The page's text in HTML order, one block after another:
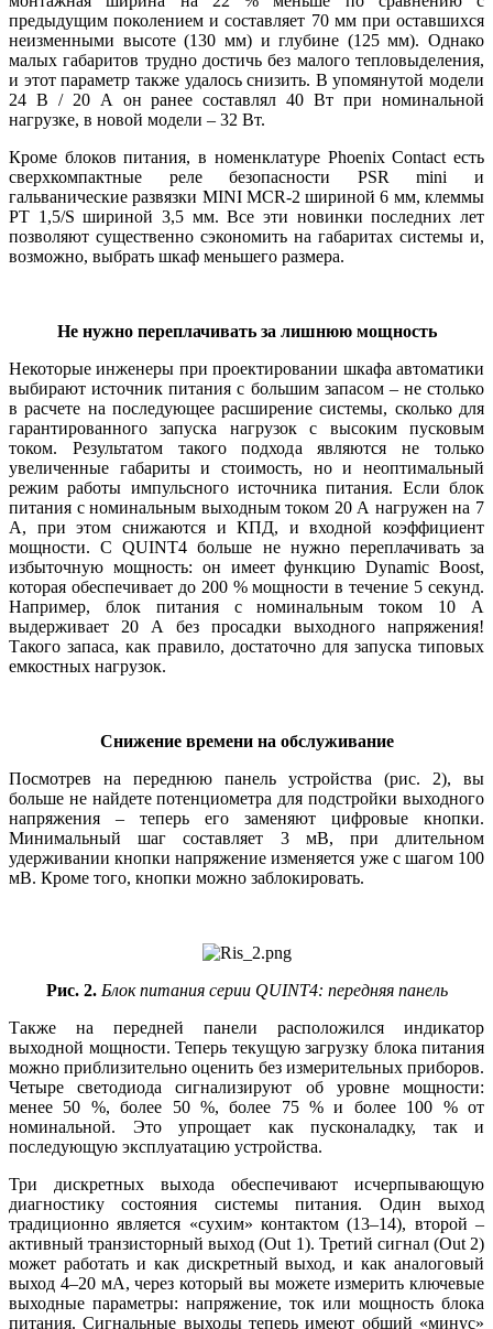
предыдущим поколением и составляет 70 мм при оставшихся
неизменными высоте (130 мм) и глубине (125 мм). Однако
малых габаритов трудно достичь без малого тепловыделения,
и этот параметр также удалось снизить. В упомянутой модели
24 В / 20 А он ранее составлял 40 Вт при номинальной
нагрузке, в новой модели – 32 Вт.
Кроме блоков питания, в номенклатуре Phoenix Contact есть
сверхкомпактные реле безопасности PSR mini и
гальванические развязки MINI MCR‑2 шириной 6 мм, клеммы
PT 1,5/S шириной 3,5 мм. Все эти новинки последних лет
позволяют существенно сэкономить на габаритах системы и,
возможно, выбрать шкаф меньшего размера.
Не нужно переплачивать за лишнюю мощность
Некоторые инженеры при проектировании шкафа автоматики
выбирают источник питания с большим запасом – не столько
в расчете на последующее расширение системы, сколько для
гарантированного запуска нагрузок с высоким пусковым
током. Результатом такого подхода являются не только
увеличенные габариты и стоимость, но и неоптимальный
режим работы импульсного источника питания. Если блок
питания с номинальным выходным током 20 А нагружен на 7
А, при этом снижаются и КПД, и входной коэффициент
мощности. С QUINT4 больше не нужно переплачивать за
избыточную мощность: он имеет функцию Dynamic Boost,
которая обеспечивает до 200 % мощности в течение 5 секунд.
Например, блок питания с номинальным током 10 А
выдерживает 20 А без просадки выходного напряжения!
Такого запаса, как правило, достаточно для запуска типовых
емкостных нагрузок.
Снижение времени на обслуживание
Посмотрев на переднюю панель устройства (рис. 2), вы
больше не найдете потенциометра для подстройки выходного
напряжения – теперь его заменяют цифровые кнопки.
Минимальный шаг составляет 3 мВ, при длительном
удерживании кнопки напряжение изменяется уже с шагом 100
мВ. Кроме того, кнопки можно заблокировать.
Рис. 2. Блок питания серии QUINT4: передняя панель
Также на передней панели расположился индикатор
выходной мощности. Теперь текущую загрузку блока питания
можно приблизительно оценить без измерительных приборов.
Четыре светодиода сигнализируют об уровне мощности:
менее 50 %, более 50 %, более 75 % и более 100 % от
номинальной. Это упрощает как пусконаладку, так и
последующую эксплуатацию устройства.
Три дискретных выхода обеспечивают исчерпывающую
диагностику состояния системы питания. Один выход
традиционно является «сухим» контактом (13–14), второй –
активный транзисторный выход (Out 1). Третий сигнал (Out 2)
может работать и как дискретный выход, и как аналоговый
выход 4–20 мА, через который вы можете измерить ключевые
выходные параметры: напряжение, ток или мощность блока
питания. Сигнальные выходы теперь имеют общий «минус»